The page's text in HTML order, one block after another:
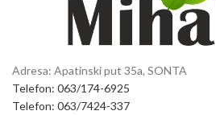
Adresa: Apatinski put 35a, SONTA
Telefon: 063/174-6925
Telefon: 063/7424-337